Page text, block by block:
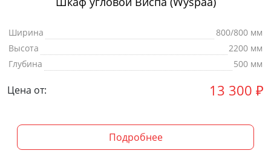
Ширина
800/800 мм
Высота
2200 мм
Глубина
500 мм
Цена от: 13 300 ₽
Подробнее